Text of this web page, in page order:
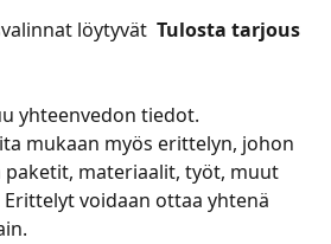
löytyvät Tulosta tarjous
yhteenvedon tiedot.
mukaan myös erittelyn, johon
paketit, materiaalit, työt, muut
voidaan ottaa yhtenä